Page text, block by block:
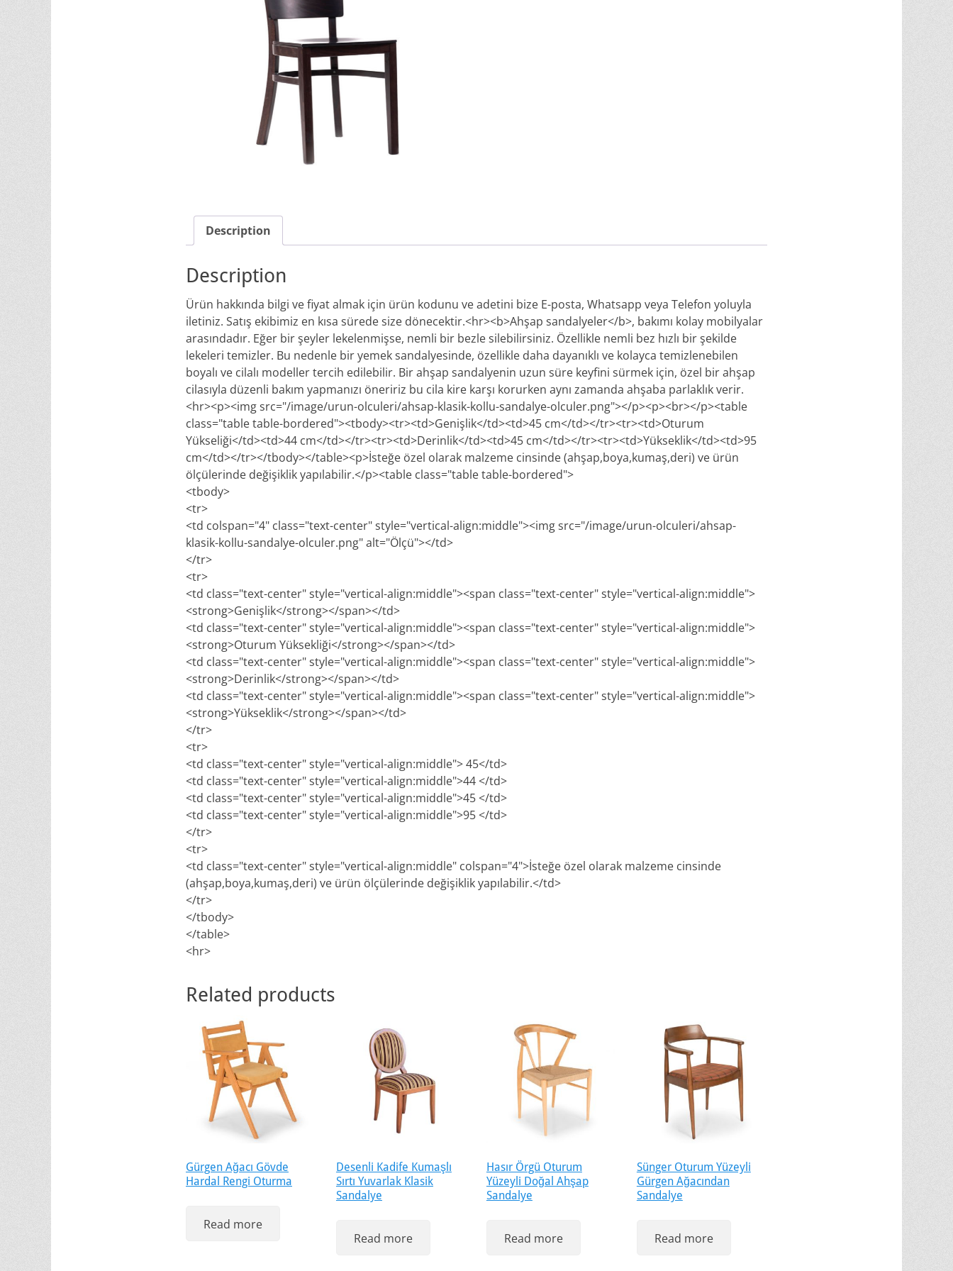
Description
Description
Ürün hakkında bilgi ve fiyat almak için ürün kodunu ve adetini bize E-posta, Whatsapp veya Telefon yoluyla
iletiniz. Satış ekibimiz en kısa sürede size dönecektir.<hr><b>Ahşap sandalyeler</b>, bakımı kolay mobilyalar
arasındadır. Eğer bir şeyler lekelenmişse, nemli bir bezle silebilirsiniz. Özellikle nemli bez hızlı bir şekilde
lekeleri temizler. Bu nedenle bir yemek sandalyesinde, özellikle daha dayanıklı ve kolayca temizlenebilen
boyalı ve cilalı modeller tercih edilebilir. Bir ahşap sandalyenin uzun süre keyfini sürmek için, özel bir ahşap
cilasıyla düzenli bakım yapmanızı öneririz bu cila kire karşı korurken aynı zamanda ahşaba parlaklık verir.
<hr><p><img src="/image/urun-olculeri/ahsap-klasik-kollu-sandalye-olculer.png"></p><p><br></p><table
class="table table-bordered"><tbody><tr><td>Genişlik</td><td>45 cm</td></tr><tr><td>Oturum
Yükseliği</td><td>44 cm</td></tr><tr><td>Derinlik</td><td>45 cm</td></tr><tr><td>Yükseklik</td><td>95
cm</td></tr></tbody></table><p>İsteğe özel olarak malzeme cinsinde (ahşap,boya,kumaş,deri) ve ürün
ölçülerinde değişiklik yapılabilir.</p><table class="table table-bordered">
<tbody>
<tr>
<td colspan="4" class="text-center" style="vertical-align:middle"><img src="/image/urun-olculeri/ahsap-
klasik-kollu-sandalye-olculer.png" alt="Ölçü"></td>
</tr>
<tr>
<td class="text-center" style="vertical-align:middle"><span class="text-center" style="vertical-align:middle">
<strong>Genişlik</strong></span></td>
<td class="text-center" style="vertical-align:middle"><span class="text-center" style="vertical-align:middle">
<strong>Oturum Yüksekliği</strong></span></td>
<td class="text-center" style="vertical-align:middle"><span class="text-center" style="vertical-align:middle">
<strong>Derinlik</strong></span></td>
<td class="text-center" style="vertical-align:middle"><span class="text-center" style="vertical-align:middle">
<strong>Yükseklik</strong></span></td>
</tr>
<tr>
<td class="text-center" style="vertical-align:middle"> 45</td>
<td class="text-center" style="vertical-align:middle">44 </td>
<td class="text-center" style="vertical-align:middle">45 </td>
<td class="text-center" style="vertical-align:middle">95 </td>
</tr>
<tr>
<td class="text-center" style="vertical-align:middle" colspan="4">İsteğe özel olarak malzeme cinsinde
(ahşap,boya,kumaş,deri) ve ürün ölçülerinde değişiklik yapılabilir.</td>
</tr>
</tbody>
</table>
<hr>
Related products
Gürgen Ağacı Gövde
Hardal Rengi Oturma
Read more
Desenli Kadife Kumaşlı
Sırtı Yuvarlak Klasik
Sandalye
Read more
Hasır Örgü Oturum
Yüzeyli Doğal Ahşap
Sandalye
Read more
Sünger Oturum Yüzeyli
Gürgen Ağacından
Sandalye
Read more